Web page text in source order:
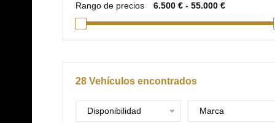
Rango de precios
28 Vehículos encontrados
Disponibilidad Marca